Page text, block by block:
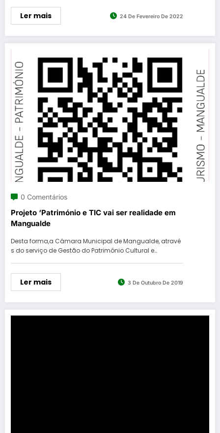
Ler mais 24 De Fevereiro De 2022
0 Comentários
Projeto ‘Património e TIC vai ser realidade em
Mangualde
Desta forma,a Câmara Municipal de Mangualde, atravé
s do serviço de Gestão do Património Cultural e…
Ler mais 3 De Outubro De 2019